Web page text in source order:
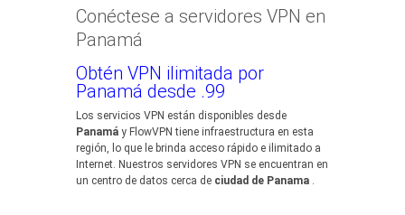
Conéctese a servidores VPN en
Panamá
Obtén VPN ilimitada por
Panamá desde .99
Los servicios VPN están disponibles desde
Panamá y FlowVPN tiene infraestructura en esta
región, lo que le brinda acceso rápido e ilimitado a
Internet. Nuestros servidores VPN se encuentran en
un centro de datos cerca de ciudad de Panama .